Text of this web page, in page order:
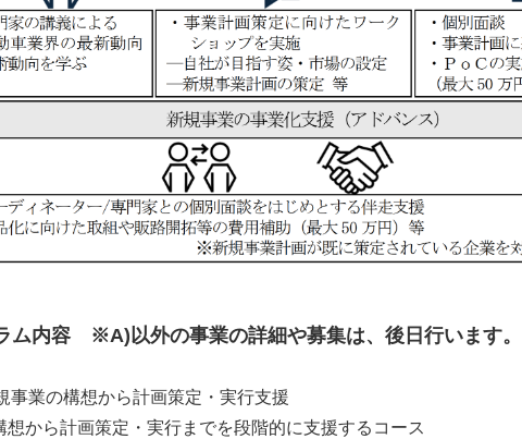
ム内容 ※A)以外の事業の詳細や募集は、後日行います。
業の構想から計画策定・実行支援
から計画策定・実行までを段階的に支援するコース